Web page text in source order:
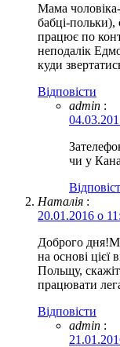
Мама
бабці-
працює по
неподалік
куди
Відповіcти
admin :
чи у
Наталія :
20.01.2016 о
Доброго
на основі цієї
Польщу,
працювати
Відповіcти
admin :